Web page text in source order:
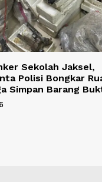
Sekolah Jaksel,
Polisi Bongkar
Simpan Barang